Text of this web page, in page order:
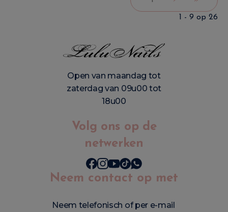
1 - 9 op 26
Open van maandag tot
zaterdag van 09u00 tot
18u00
Volg ons op de
netwerken
Neem contact op met
Neem telefonisch of per e-mail